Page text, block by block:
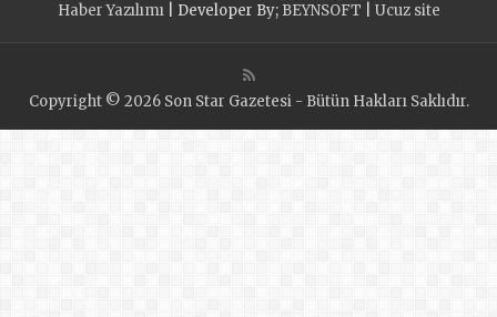
Haber Yazılımı| Developer By; BEYNSOFT Ucuz site
Copyright © 2026 Son Star Gazetesi - Bütün Hakları Saklıdır.